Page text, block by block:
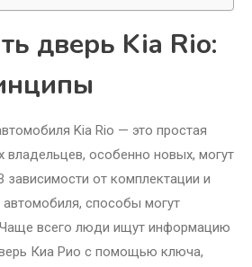
дверь Kia Rio:
Kia Rio — это простая
владельцев, особенно новых, могут
зависимости от комплектации и
способы могут
Чаще всего люди ищут информацию
Киа Рио с помощью ключа,